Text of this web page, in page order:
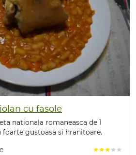
cu fasole
nationala romaneasca de 1
gustoasa si hranitoare.
starstarstar star star